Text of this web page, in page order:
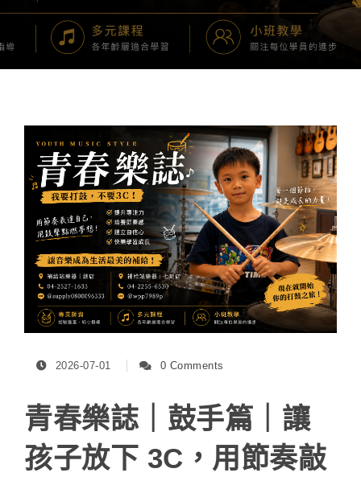
2026-07-01 0 Comments
青春樂誌｜鼓手篇｜讓
孩子放下 3C，用節奏敲